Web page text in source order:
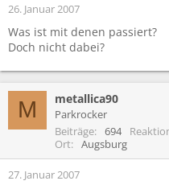
26. Januar 2007
Was ist mit denen passiert?
Doch nicht dabei?
M metallica90
Parkrocker
Beiträge
694
Ort
Augsburg
27. Januar 2007